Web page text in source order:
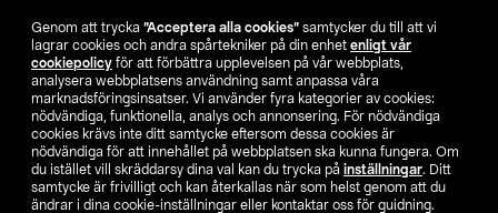
Genom att trycka ”Acceptera alla cookies” samtycker du till att vi
lagrar cookies och andra spårtekniker på din enhet enligt vår
cookiepolicy för att förbättra upplevelsen på vår webbplats,
analysera webbplatsens användning samt anpassa våra
marknadsföringsinsatser. Vi använder fyra kategorier av cookies:
nödvändiga, funktionella, analys och annonsering. För nödvändiga
cookies krävs inte ditt samtycke eftersom dessa cookies är
nödvändiga för att innehållet på webbplatsen ska kunna fungera. Om
du istället vill skräddarsy dina val kan du trycka på inställningar. Ditt
samtycke är frivilligt och kan återkallas när som helst genom att du
ändrar i dina cookie-inställningar eller kontaktar oss för guidning.
Våra bolag
Hitta butik
SE NO FI